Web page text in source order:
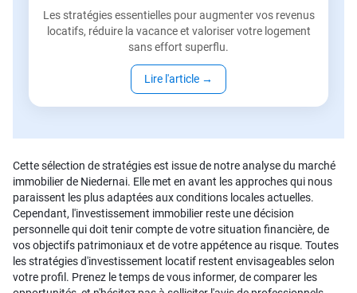
Les stratégies essentielles pour augmenter vos revenus
locatifs, réduire la vacance et valoriser votre logement
sans effort superflu.
Lire l'article →
Cette sélection de stratégies est issue de notre analyse du marché
immobilier de Niedernai. Elle met en avant les approches qui nous
paraissent les plus adaptées aux conditions locales actuelles.
Cependant, l'investissement immobilier reste une décision
personnelle qui doit tenir compte de votre situation financière, de
vos objectifs patrimoniaux et de votre appétence au risque. Toutes
les stratégies d'investissement locatif restent envisageables selon
votre profil. Prenez le temps de vous informer, de comparer les